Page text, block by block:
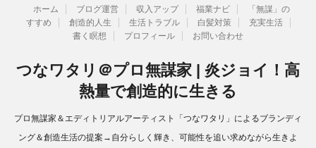
ホーム ブログ運営 収入アップ 福業ナビ
「無謀」の
すすめ
創造的人生 生活トラブル 白髪対策
充実生活
書く瞑想
プロフィール お問い合わせ
つなワタリ＠プロ無謀家 | 炎ジョイ！高
熱量で創造的に生きる
プロ無謀家＆エディトリアルアーティスト「つなワタリ」によるブランディ
ング＆創造生活の提案→自分らしく輝き、可能性を追い求めながら生きよ